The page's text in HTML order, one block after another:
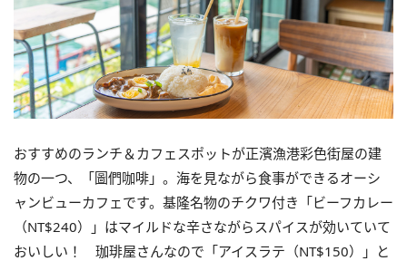
おすすめのランチ＆カフェスポットが正濱漁港彩色街屋の建
物の一つ、「圖們咖啡」。海を見ながら食事ができるオーシ
ャンビューカフェです。基隆名物のチクワ付き「ビーフカレー
（NT$240）」はマイルドな辛さながらスパイスが効いていて
おいしい！ 珈琲屋さんなので「アイスラテ（NT$150）」と